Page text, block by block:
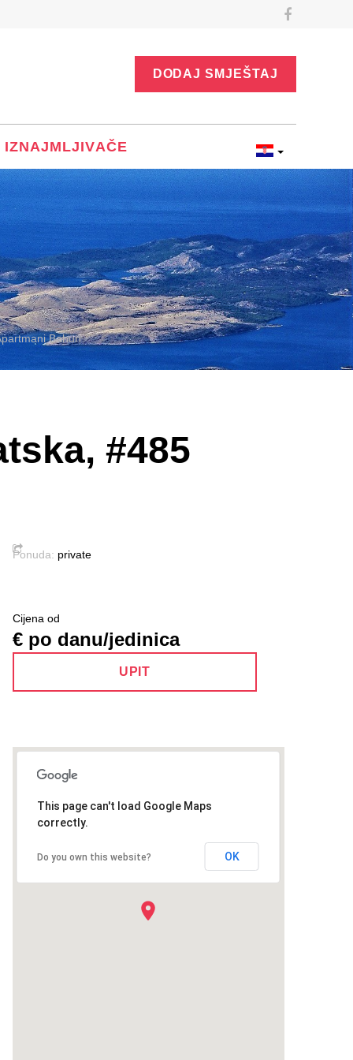
DODAJ SMJEŠTAJ
IZNAJMLJIVAČE
Bahun
#485
Ponuda: private
This page can't load Google Maps
correctly.
Do you own this website? OK
Cijena od
€ po danu/jedinica
UPIT